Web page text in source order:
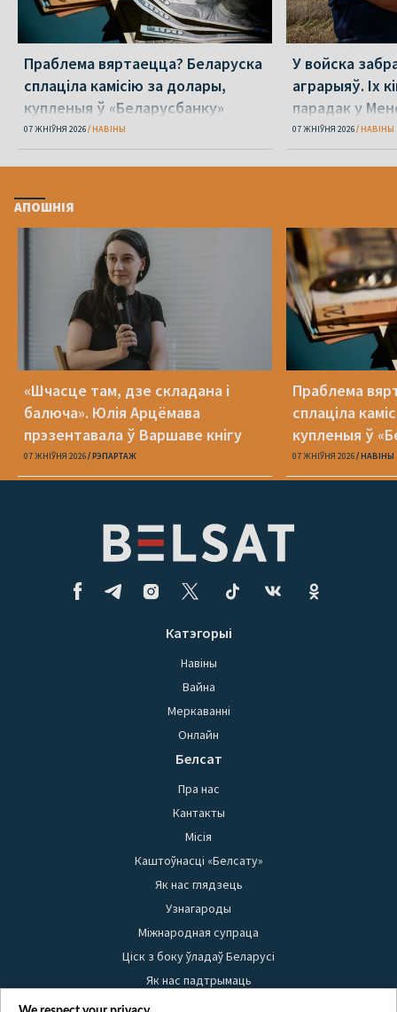
Праблема вяртаецца? Беларуска
сплаціла камісію за долары,
купленыя ў «Беларусбанку»
07 ЖНІЎНЯ 2026 НАВІНЫ
У войска
аграрыяў. Іх
парадак у
07 ЖНІЎНЯ 2026 НАВІНЫ
АПОШНІЯ
«Шчасце там, дзе складана і
балюча». Юлія Арцёмава
прэзентавала ў Варшаве кнігу
«Пока я искала слова»
07 ЖНІЎНЯ 2026 РЭПАРТАЖ
Праблема
сплаціла
купленыя ў
07 ЖНІЎНЯ 2026 НАВІНЫ
Катэгорыі
Навіны
Вайна
Меркаванні
Онлайн
Белсат
Пра нас
Кантакты
Місія
Каштоўнасці «Белсату»
Як нас глядзець
Узнагароды
Міжнародная супраца
Ціск з боку ўладаў Беларусі
Як нас падтрымаць
Правілы выкарыстання матэрыялаў